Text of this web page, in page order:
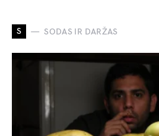
S SODAS IR DARŽAS